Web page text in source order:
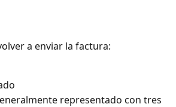
a enviar la factura:
representado con tres